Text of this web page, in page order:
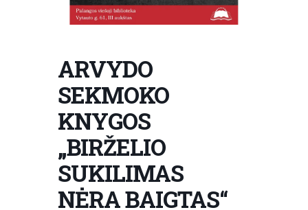
ARVYDO
SEKMOKO
KNYGOS
„BIRŽELIO
SUKILIMAS
NĖRA BAIGTAS“